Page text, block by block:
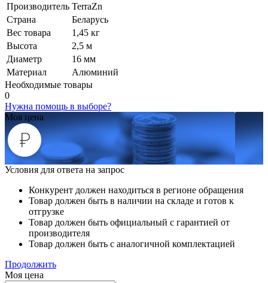
Производитель TerraZn
Страна
Беларусь
Вес товара
1,45 кг
Высота
2,5 м
Диаметр
16 мм
Материал
Алюминий
Необходимые товары
0
Нужна помощь в выборе?
Моя цена
Условия для ответа на запрос
Конкурент должен находиться в регионе обращения
Товар должен быть в наличии на складе и готов к
отгрузке
Товар должен быть официальный с гарантией от
производителя
Товар должен быть с аналогичной комплектацией
Продолжить
Моя цена